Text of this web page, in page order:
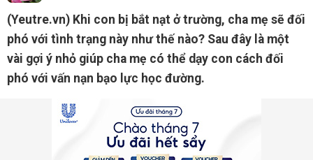
(Yeutre.vn) Khi con bị bắt nạt ở trường, cha mẹ sẽ đối
phó với tình trạng này như thế nào? Sau đây là một
vài gợi ý nhỏ giúp cha mẹ có thể dạy con cách đối
phó với vấn nạn bạo lực học đường.